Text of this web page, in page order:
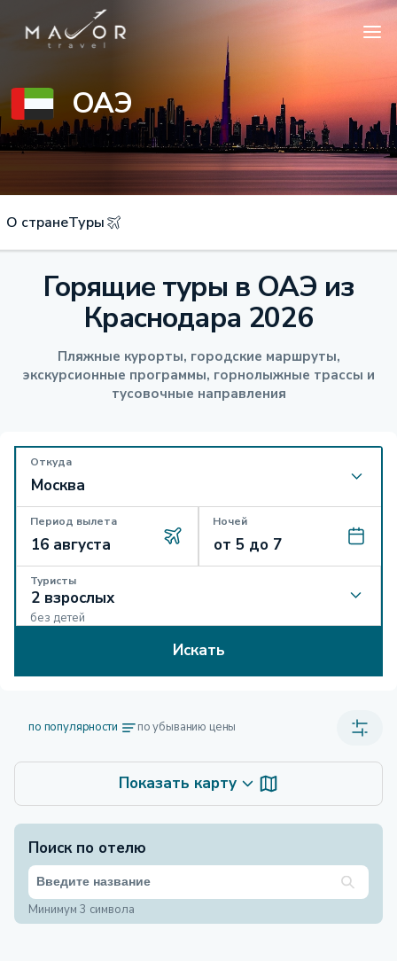
ОАЭ
О странеТуры
Горящие туры в ОАЭ из
Краснодара 2026
Пляжные курорты, городские маршруты,
экскурсионные программы, горнолыжные трассы и
тусовочные направления
Откуда
Период вылета Ночей
Туристы
без детей
Искать
по популярности по убыванию цены
Показать карту
Поиск по отелю
Минимум 3 символа